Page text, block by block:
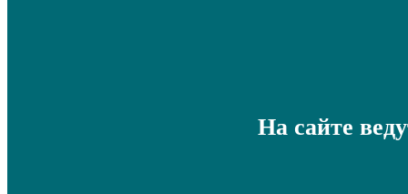
На сайте